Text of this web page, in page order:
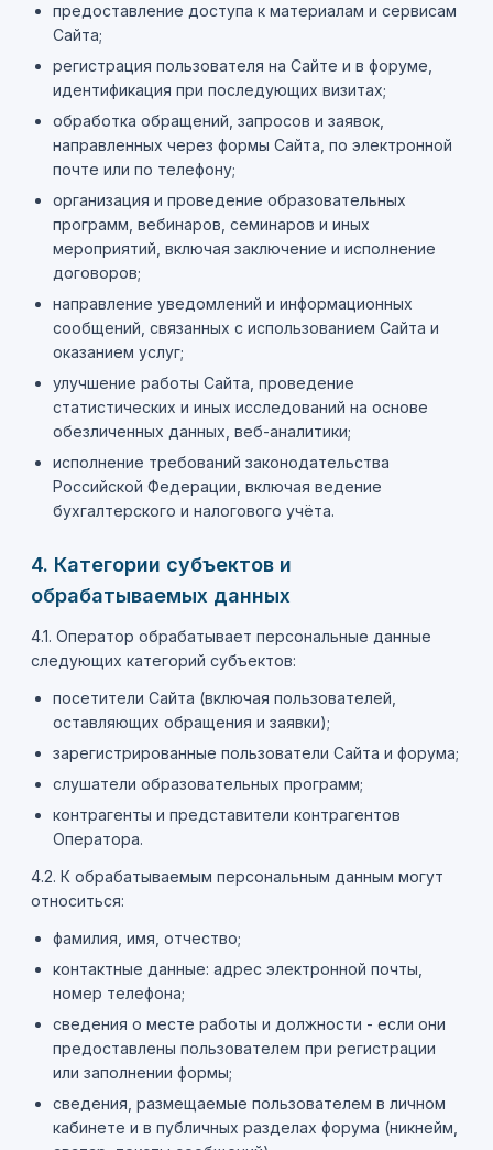
предоставление доступа к материалам и сервисам
Сайта;
регистрация пользователя на Сайте и в форуме,
идентификация при последующих визитах;
обработка обращений, запросов и заявок,
направленных через формы Сайта, по электронной
почте или по телефону;
организация и проведение образовательных
программ, вебинаров, семинаров и иных
мероприятий, включая заключение и исполнение
договоров;
направление уведомлений и информационных
сообщений, связанных с использованием Сайта и
оказанием услуг;
улучшение работы Сайта, проведение
статистических и иных исследований на основе
обезличенных данных, веб-аналитики;
исполнение требований законодательства
Российской Федерации, включая ведение
бухгалтерского и налогового учёта.
4. Категории субъектов и
обрабатываемых данных
4.1. Оператор обрабатывает персональные данные
следующих категорий субъектов:
посетители Сайта (включая пользователей,
оставляющих обращения и заявки);
зарегистрированные пользователи Сайта и форума;
слушатели образовательных программ;
контрагенты и представители контрагентов
Оператора.
4.2. К обрабатываемым персональным данным могут
относиться:
фамилия, имя, отчество;
контактные данные: адрес электронной почты,
номер телефона;
сведения о месте работы и должности - если они
предоставлены пользователем при регистрации
или заполнении формы;
сведения, размещаемые пользователем в личном
кабинете и в публичных разделах форума (никнейм,